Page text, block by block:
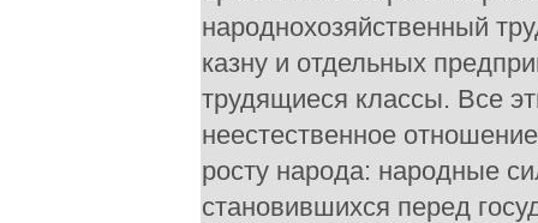
народнохозяйственный
казну и отдельных
трудящиеся классы. Все
неестественное
росту народа: народные
становившихся перед